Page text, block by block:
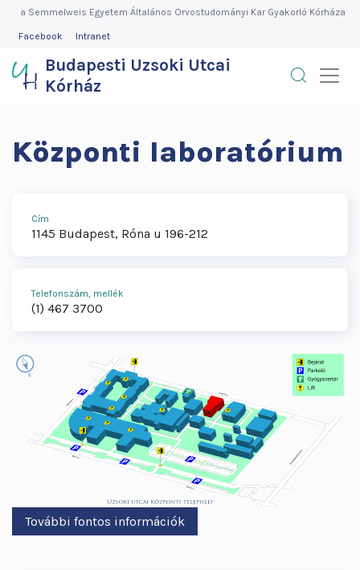
Budapesti
Uzsoki
Utcai
Ugrása Semmelweis Egyetem Általános Orvostudományi Kar Gyakorló Kórháza
MENÜ
Facebook Intranet
Budapesti Uzsoki Utcai
Kórház
Központi laboratórium
Cím
1145 Budapest Róna u 196-212
Telefonszám, mellék
(1) 467 3700
További fontos információk